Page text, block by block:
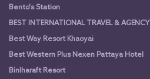
Bento's Station
BEST INTERNATIONAL TRAVEL & AGENCY
Best Way Resort Khaoyai
Best Western Plus Nexen Pattaya Hotel
Binlharaft Resort